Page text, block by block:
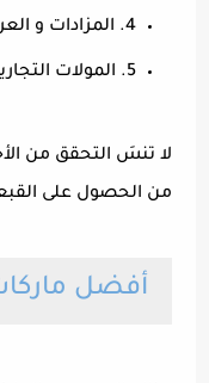
4. المزادات و العروض عبر النت
5. المولات التجارية و فروع البرندات المعروفة العالمية
لا تنسَ التحقق من
من الحصول على
أفضل